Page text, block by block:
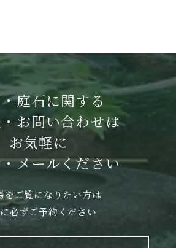
庭石に関する
お問い合わせは
お気軽に
メールください
をご覧になりたい方は
必ずご予約ください